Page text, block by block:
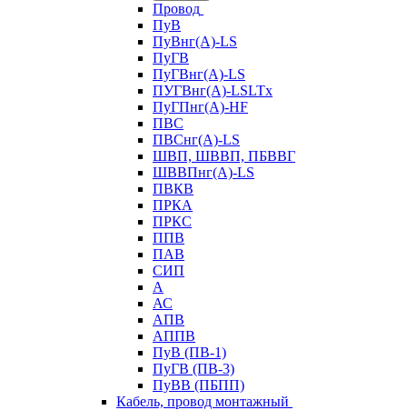
Провод
ПуВ
ПуВнг(А)-LS
ПуГВ
ПуГВнг(А)-LS
ПУГВнг(А)-LSLTx
ПуГПнг(А)-HF
ПВС
ПВСнг(А)-LS
ШВП, ШВВП, ПБВВГ
ШВВПнг(А)-LS
ПВКВ
ПРКА
ПРКС
ППВ
ПАВ
СИП
А
АС
АПВ
АППВ
ПуВ (ПВ-1)
ПуГВ (ПВ-3)
ПуВВ (ПБПП)
Кабель, провод монтажный